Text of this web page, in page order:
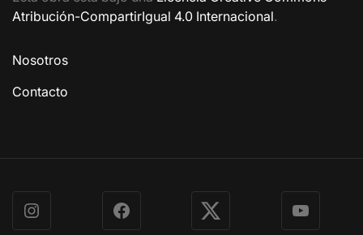
Atribución-CompartirIgual 4.0 Internacional.
Nosotros
Contacto
Instagram Facebook X YouTube